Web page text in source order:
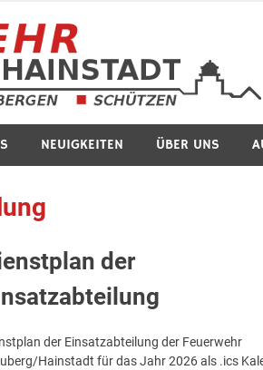
NEUIGKEITEN ÜBER UNS
der
der Einsatzabteilung der Feuerwehr
Hainstadt für das Jahr 2026 als .ics